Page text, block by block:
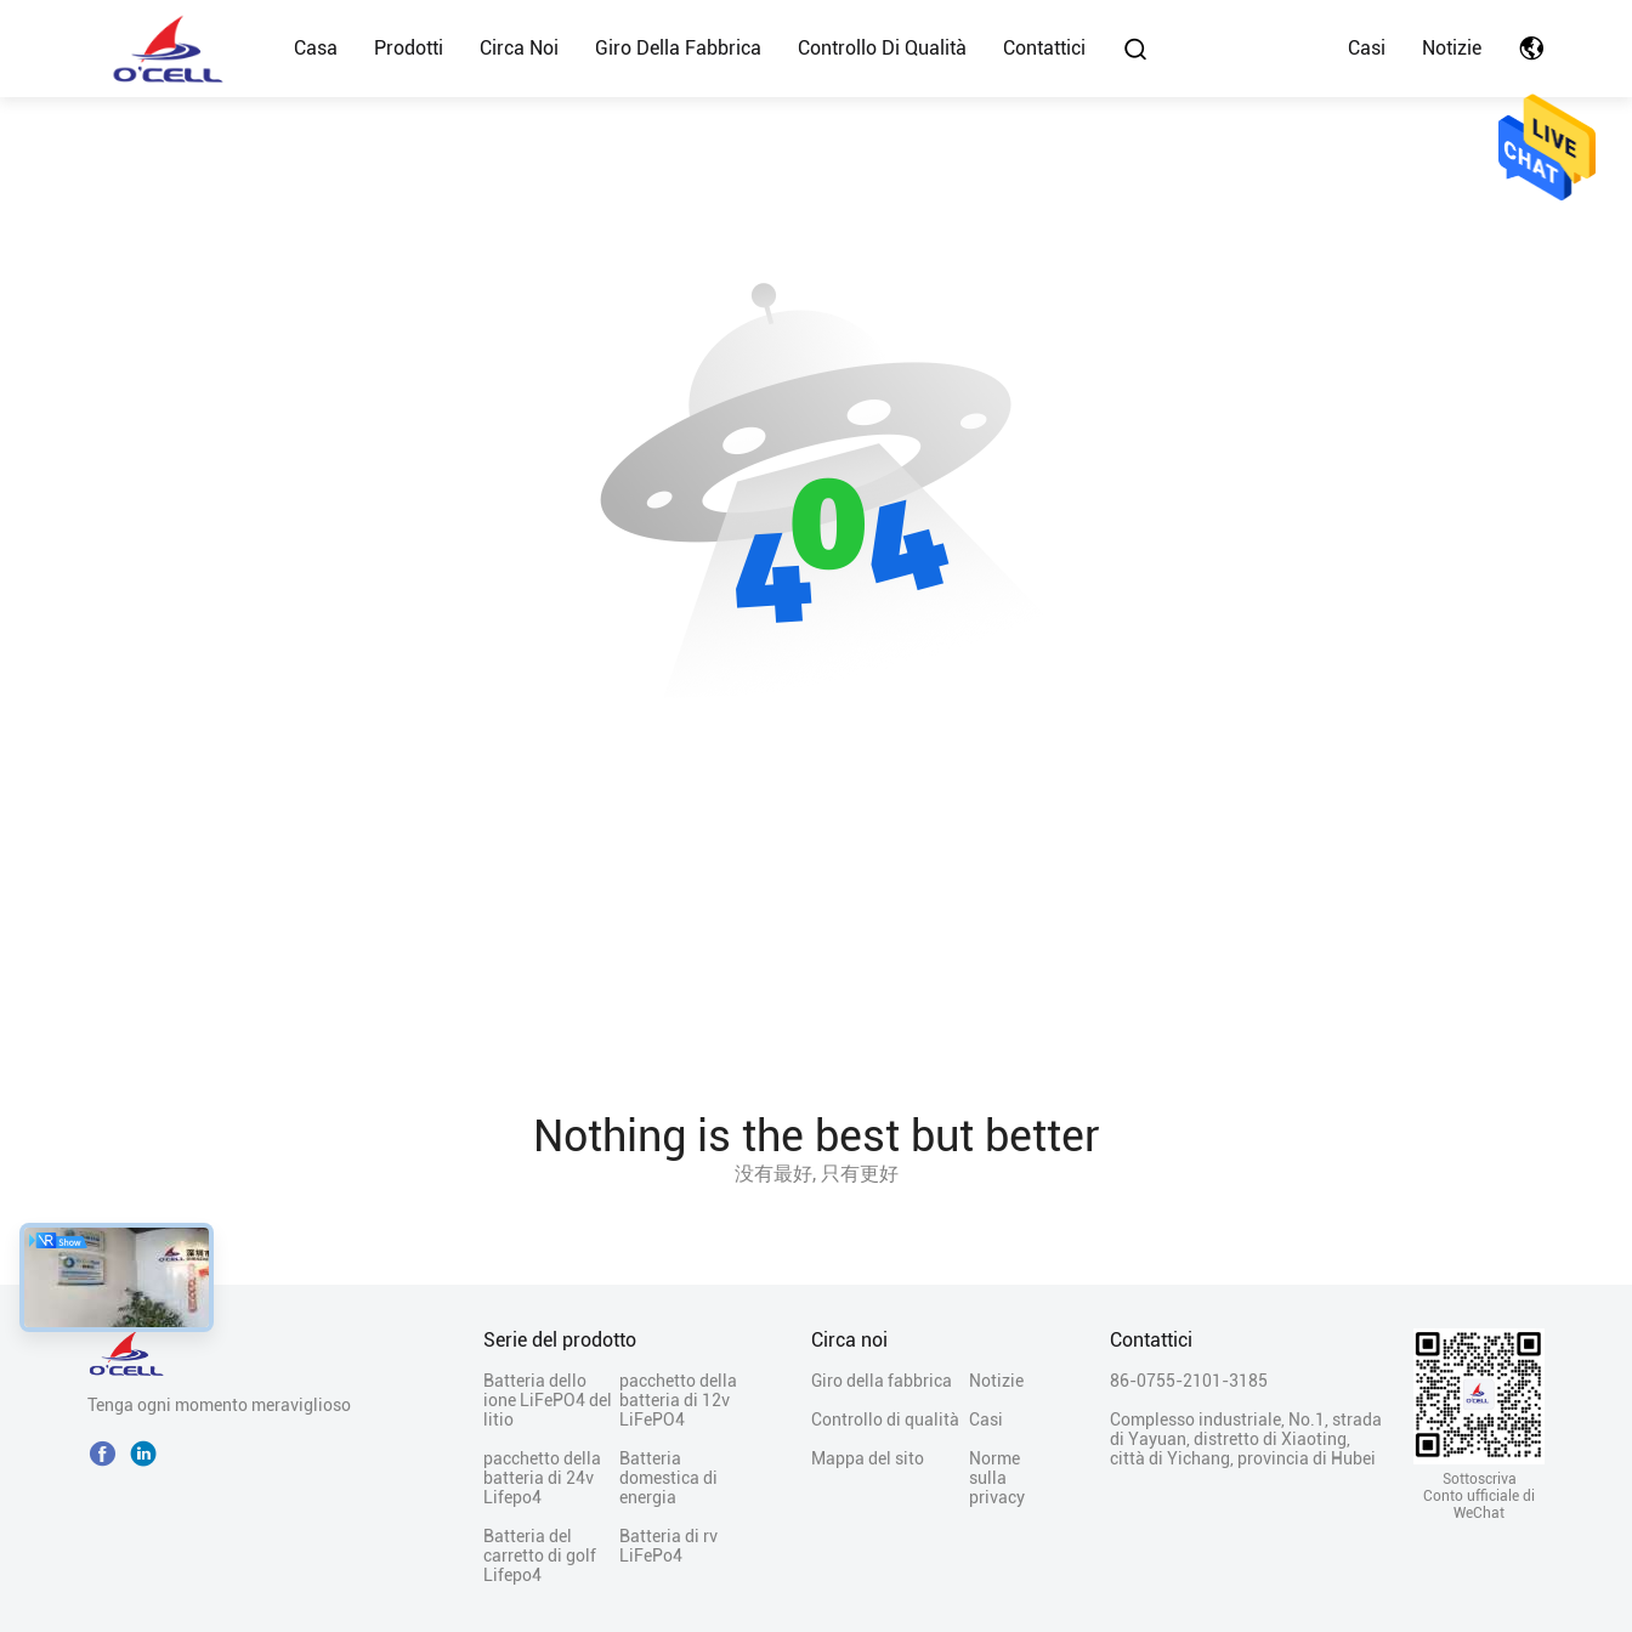
Casa Prodotti Circa Noi Giro Della Fabbrica Controllo Di Qualità Contattici Casi Notizie
Nothing is the best but better
没有最好, 只有更好
Tenga ogni momento meraviglioso
Serie del prodotto
Batteria dello
ione LiFePO4 del
litio
pacchetto della
batteria di 12v
LiFePO4
pacchetto della
batteria di 24v
Lifepo4
Batteria
domestica di
energia
Batteria del
carretto di golf
Lifepo4
Batteria di rv
LiFePo4
Circa noi
Giro della fabbrica
Notizie
Controllo di qualità
Casi
Mappa del sito
Norme
sulla
privacy
Contattici
86-0755-2101-3185
Complesso industriale, No.1, strada
di Yayuan, distretto di Xiaoting,
città di Yichang, provincia di Hubei
Sottoscriva
Conto ufficiale di
WeChat